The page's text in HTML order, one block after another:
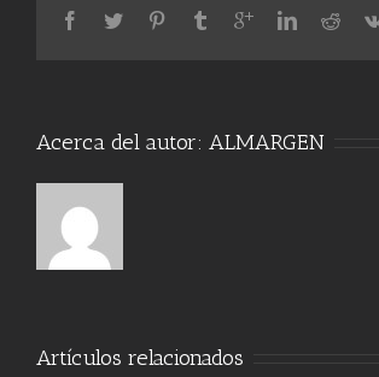
Acerca del autor: ALMARGEN
Artículos relacionados